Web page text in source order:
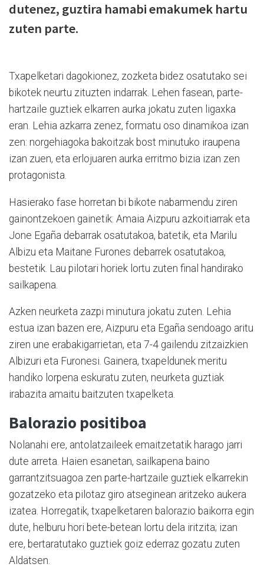
dutenez, guztira hamabi emakumek hartu
zuten parte.
Txapelketari dagokionez, zozketa bidez osatutako sei
bikotek neurtu zituzten indarrak. Lehen fasean, parte-
hartzaile guztiek elkarren aurka jokatu zuten ligaxka
eran. Lehia azkarra zenez, formatu oso dinamikoa izan
zen: norgehiagoka bakoitzak bost minutuko iraupena
izan zuen, eta erlojuaren aurka erritmo bizia izan zen
protagonista.
Hasierako fase horretan bi bikote nabarmendu ziren
gainontzekoen gainetik: Amaia Aizpuru azkoitiarrak eta
Jone Egaña debarrak osatutakoa, batetik, eta Marilu
Albizu eta Maitane Furones debarrek osatutakoa,
bestetik. Lau pilotari horiek lortu zuten final handirako
sailkapena.
Azken neurketa zazpi minutura jokatu zuten. Lehia
estua izan bazen ere, Aizpuru eta Egaña sendoago aritu
ziren une erabakigarrietan, eta 7-4 gailendu zitzaizkien
Albizuri eta Furonesi. Gainera, txapeldunek meritu
handiko lorpena eskuratu zuten, neurketa guztiak
irabazita amaitu baitzuten txapelketa.
Balorazio positiboa
Nolanahi ere, antolatzaileek emaitzetatik harago jarri
dute arreta. Haien esanetan, sailkapena baino
garrantzitsuagoa zen parte-hartzaile guztiek elkarrekin
gozatzeko eta pilotaz giro atseginean aritzeko aukera
izatea. Horregatik, txapelketaren balorazio baikorra egin
dute, helburu hori bete-betean lortu dela iritzita; izan
ere, bertaratutako guztiek goiz ederraz gozatu zuten
Aldatsen.